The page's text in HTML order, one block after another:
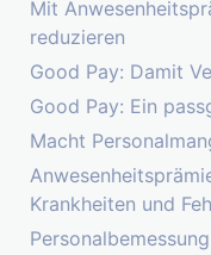
Mit
reduzieren
Good Pay: Damit
Good Pay: Ein
Macht
Krankheiten und